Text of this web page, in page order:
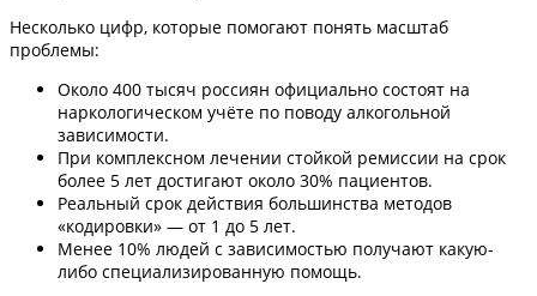
Несколько цифр, которые помогают понять масштаб
проблемы:
Около 400 тысяч россиян официально состоят на
наркологическом учёте по поводу алкогольной
зависимости.
При комплексном лечении стойкой ремиссии на срок
более 5 лет достигают около 30% пациентов.
Реальный срок действия большинства методов
«кодировки» — от 1 до 5 лет.
Менее 10% людей с зависимостью получают какую-
либо специализированную помощь.